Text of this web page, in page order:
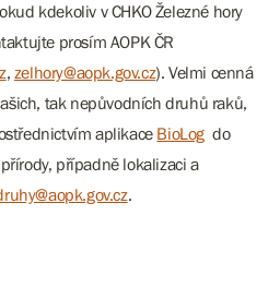
kdekoliv v CHKO Železné hory
prosím AOPK ČR
, zelhory@aopk.gov.cz). Velmi cenná
tak nepůvodních druhů raků,
aplikace BioLog do
případně lokalizaci a
.